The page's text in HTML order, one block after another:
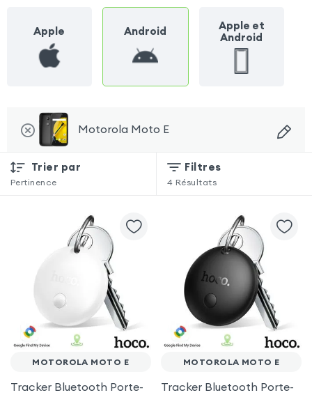
Apple Android
Apple et
Android
Motorola Moto E
Trier par
Pertinence
Filtres
4 Résultats
MOTOROLA MOTO E
Tracker Bluetooth Porte-
MOTOROLA MOTO E
Tracker Bluetooth Porte-